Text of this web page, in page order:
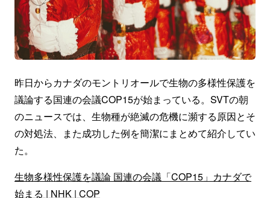
昨日からカナダのモントリオールで生物の多様性保護を
議論する国連の会議COP15が始まっている。SVTの朝
のニュースでは、生物種が絶滅の危機に瀕する原因とそ
の対処法、また成功した例を簡潔にまとめて紹介してい
た。
生物多様性保護を議論 国連の会議「COP15」カナダで
始まる | NHK | COP